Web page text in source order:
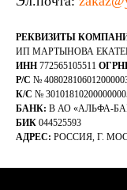
РЕКВИЗИТЫ
ИП МАРТЫНОВА
ИНН 772565105511
Р/С №
К/С №
БАНК: В АО «АЛЬФА-
БИК 044525593
АДРЕС: РОССИЯ, Г.